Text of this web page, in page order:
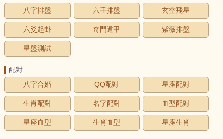
八字排盤
六壬排盤 玄空飛星
六爻起卦 奇門遁甲 紫薇排盤
星盤測試
配對
八字合婚
QQ配對 星座配對
生肖配對 名字配對 血型配對
星座血型 生肖血型 星座生肖